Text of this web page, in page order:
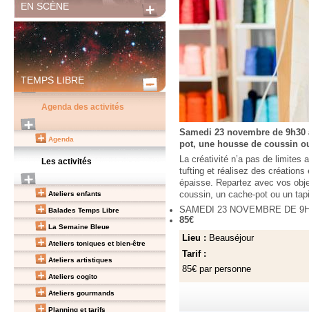
EN SCÈNE
TEMPS LIBRE
Agenda des activités
Agenda
Les activités
Ateliers enfants
Balades Temps Libre
La Semaine Bleue
Ateliers toniques et bien-être
Ateliers artistiques
Ateliers cogito
Ateliers gourmands
Planning et tarifs
Samedi 23 novembre de
pot, une housse de coussin
La créativité n’a pas de limites
tufting et réalisez des créations
épaisse. Repartez avec vos
coussin, un cache-pot ou un
SAMEDI 23 NOVEMBRE DE
85€
Lieu : Beauséjour
Tarif :
85€ par personne